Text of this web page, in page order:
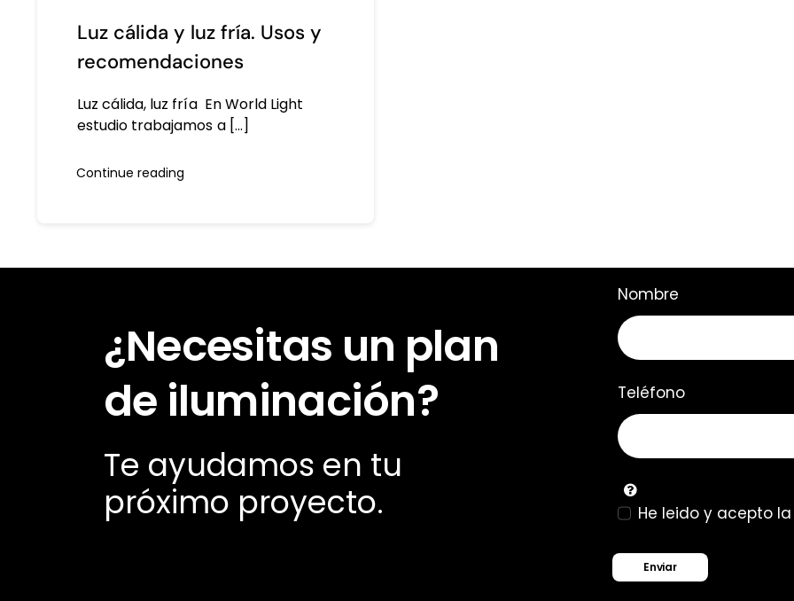
Luz cálida y luz fría. Usos y
recomendaciones
Luz cálida, luz fría En World Light
estudio trabajamos a [...]
Continue reading
¿Necesitas un plan
de iluminación?
Te ayudamos en tu
próximo proyecto.
Nombre
Teléfono
He leido y acepto la
Enviar